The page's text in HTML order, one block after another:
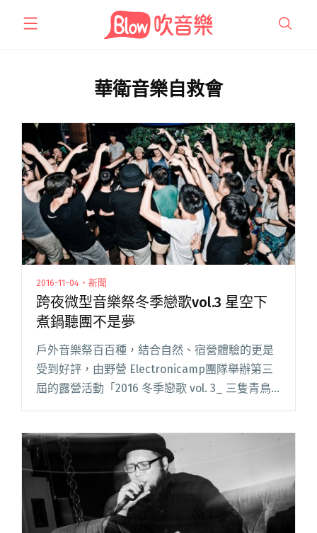
華衛音樂自救會
2016-11-04・新聞
跨夜微型音樂祭冬季戀歌vol.3 星空下
煮鍋聽團不是夢
戶外音樂祭百百種，結合自然、宿營體驗的更是
受到好評，由野營 Electronicamp團隊舉辦第三
屆的露營活動「2016 冬季戀歌 vol. 3_ 三隻青鳥
十二隻腳」，結合了廚房、酒吧、表演、煮鍋，
"跨夜微型音樂祭冬季戀歌vol.3 星空下煮鍋聽團
不是夢"